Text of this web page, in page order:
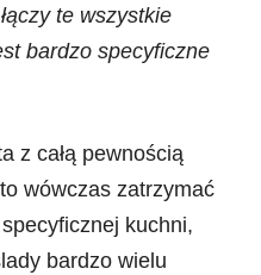
te wszystkie
bardzo specyficzne
z całą pewnością
wówczas zatrzymać
kuchni,
bardzo wielu